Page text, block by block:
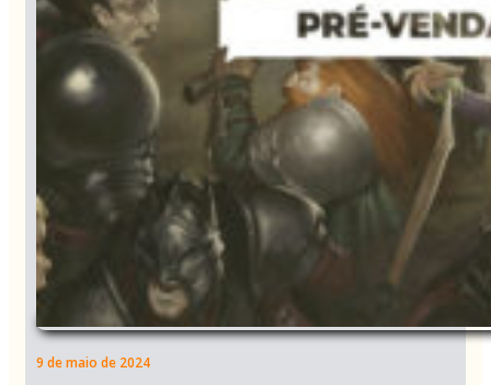
9 de maio de 2024